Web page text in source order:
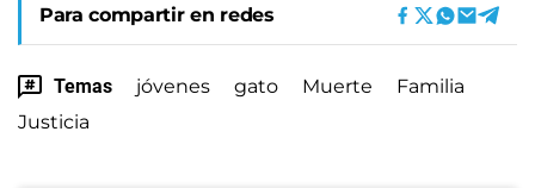
Para compartir en redes
Temas jóvenes gato Muerte
Familia
Justicia